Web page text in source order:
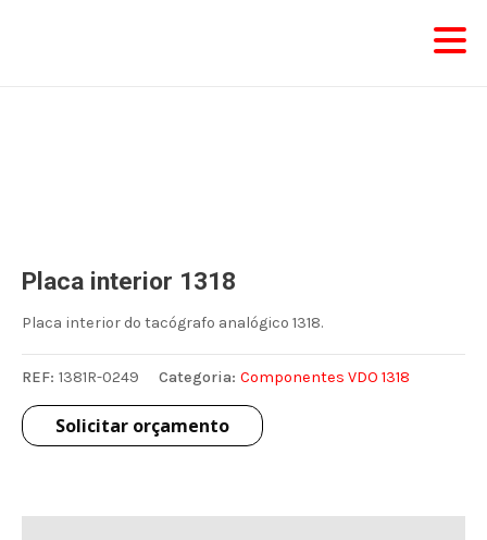
Placa interior 1318
Placa interior do tacógrafo analógico 1318.
REF: 1381R-0249 Categoria: Componentes VDO 1318
Solicitar orçamento